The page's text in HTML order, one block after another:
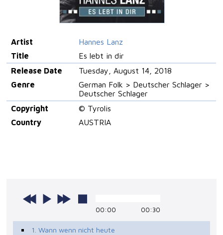
Artist
Hannes Lanz
Title
Es lebt in dir
Release Date
Tuesday, August 14, 2018
Genre
German Folk > Deutscher Schlager >
Deutscher Schlager
Copyright
© Tyrolis
Country
AUSTRIA
00:00 00:30
1. Wann wenn nicht heute